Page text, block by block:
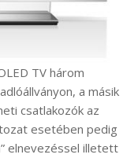
TV három
a másik
csatlakozók az
esetében pedig
elnevezéssel illetett